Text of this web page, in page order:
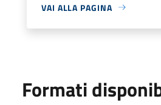
VAI ALLA PAGINA
Formati